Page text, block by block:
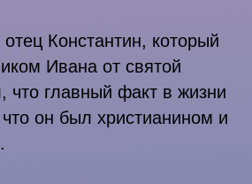
Константин, который
Ивана от святой
что главный факт в жизни
он был христианином и